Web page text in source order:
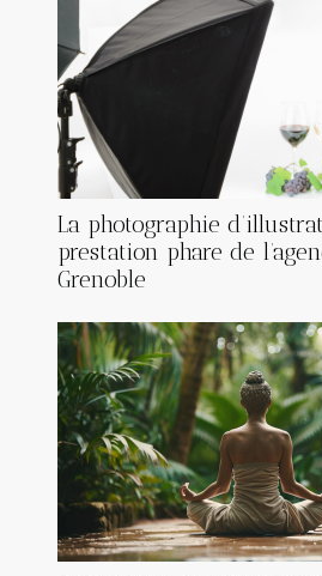
La photographie
prestation phare de
Grenoble